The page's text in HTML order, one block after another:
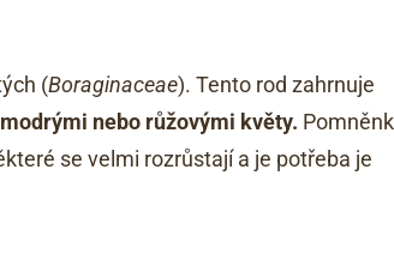
(Boraginaceae). Tento rod zahrnuje
nebo růžovými květy.
se velmi rozrůstají a je potřeba je